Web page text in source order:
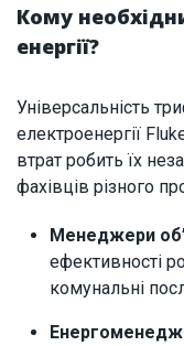
Кому
енергії?
Універсальність
електроенергії
втрат робить їх
фахівців різного
Менеджери
ефективності
комунальні